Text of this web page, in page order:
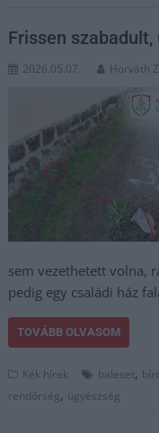
Frissen
2026.05.07. Horváth
sem vezethetett volna,
pedig egy családi ház
TOVÁBB OLVASOM
Kék hírek baleset,
rendőrség, ügyészség